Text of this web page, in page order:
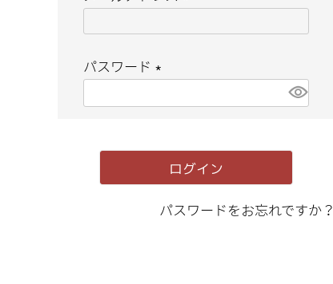
須
)
パスワード
須
ログイン
パスワードをお忘れですか？